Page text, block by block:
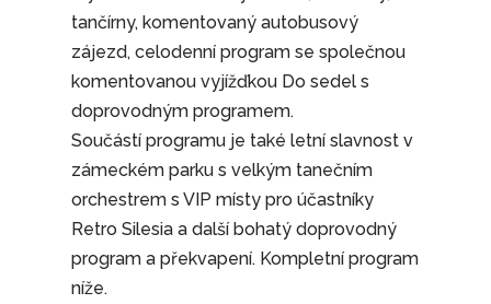
tančírny, komentovaný autobusový
zájezd, celodenní program se společnou
komentovanou vyjížďkou Do sedel s
doprovodným programem.
Součástí programu je také letní slavnost v
zámeckém parku s velkým tanečním
orchestrem s VIP místy pro účastníky
Retro Silesia a další bohatý doprovodný
program a překvapení. Kompletní program
níže.